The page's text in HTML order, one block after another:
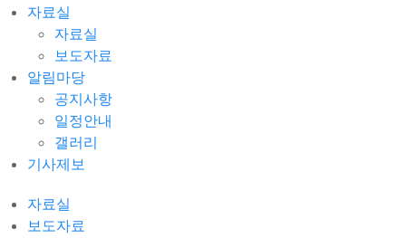
자료실
자료실
보도자료
알림마당
공지사항
일정안내
갤러리
기사제보
자료실
보도자료